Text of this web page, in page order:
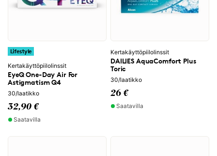
Lifestyle
Kertakäyttöpiilolinssit
EyeQ One-Day Air For
Astigmatism Q4
30/laatikko
32,90 €
Saatavilla
Kertakäyttöpiilolinssit
DAILIES AquaComfort Plus
Toric
30/laatikko
26 €
Saatavilla